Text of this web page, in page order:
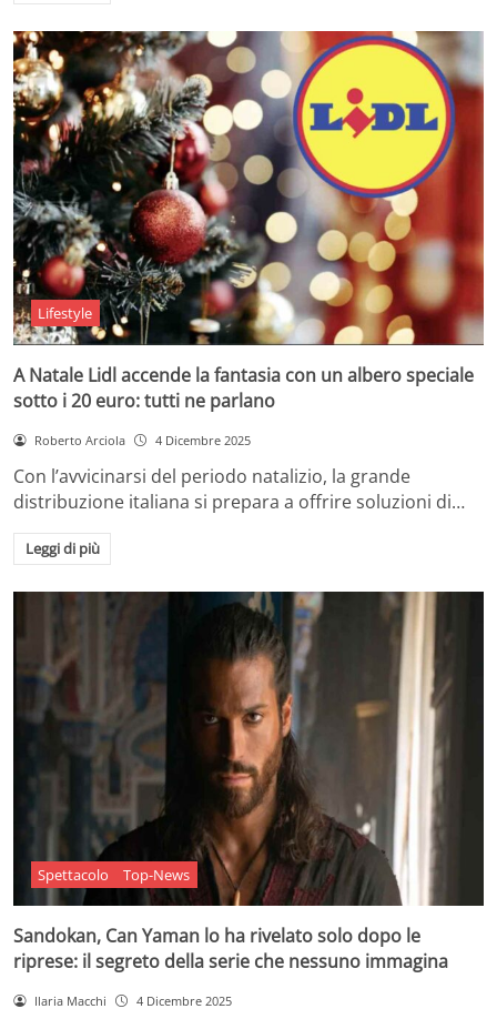
Lifestyle
A Natale Lidl accende la fantasia con un albero speciale
sotto i 20 euro: tutti ne parlano
Roberto Arciola 4 Dicembre 2025
Con l’avvicinarsi del periodo natalizio, la grande
distribuzione italiana si prepara a offrire soluzioni di…
Leggi di più
Spettacolo Top-News
Sandokan, Can Yaman lo ha rivelato solo dopo le
riprese: il segreto della serie che nessuno immagina
Ilaria Macchi 4 Dicembre 2025